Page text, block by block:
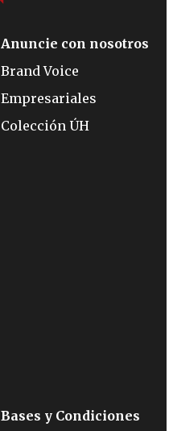
Anuncie con nosotros
Brand Voice
Empresariales
Colección ÚH
Bases y Condiciones